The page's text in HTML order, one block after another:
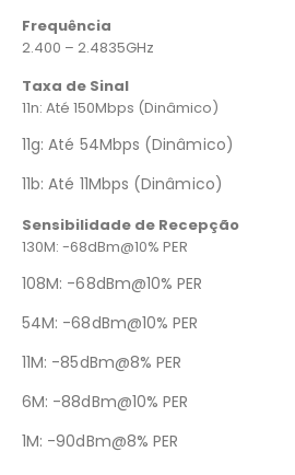
Frequência
2.400 – 2.4835GHz
Taxa de Sinal
11n: Até 150Mbps (Dinâmico)
11g: Até 54Mbps (Dinâmico)
11b: Até 11Mbps (Dinâmico)
Sensibilidade de Recepção
130M: -68dBm@10% PER
108M: -68dBm@10% PER
54M: -68dBm@10% PER
11M: -85dBm@8% PER
6M: -88dBm@10% PER
1M: -90dBm@8% PER